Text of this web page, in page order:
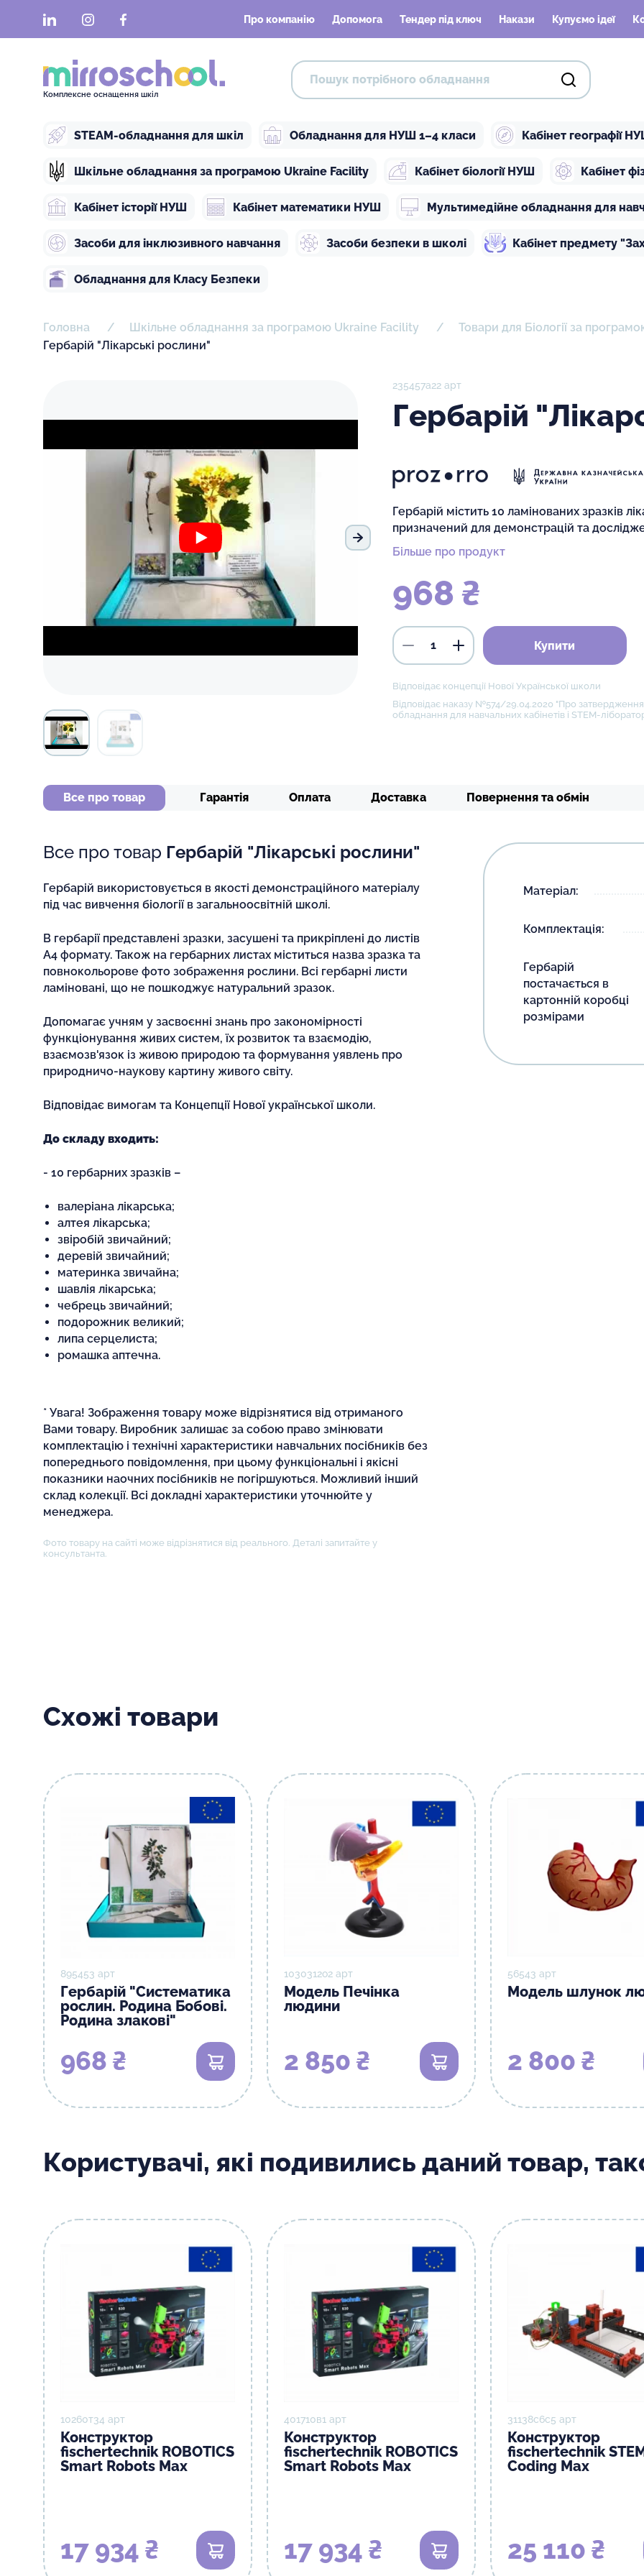
LinkedInInstagramFacebook Про компанію Допомога Тендер під ключ Накази Купуємо ідеї
Комплексне оснащення шкіл
STEAM-обладнання для шкіл Обладнання для НУШ 1–4 класи Кабінет географії
Шкільне обладнання за програмою Ukraine Facility Кабінет біології НУШ Кабінет
Кабінет історії НУШ Кабінет математики НУШ Мультимедійне обладнання для
Засоби для інклюзивного навчання Засоби безпеки в школі Кабінет предмету
Обладнання для Класу Безпеки
Головна Шкільне обладнання за програмою Ukraine Facility
Товари для Біології за
Гербарій "Лікарські рослини"
Наступний слайд
235457а22 арт
Гербарій
Гербарій містить 10 ламінованих зразків
призначений для демонстрацій та
Більше про продукт
968 ₴
Купити
Відповідає концепції Нової Української школи
Відповідає наказу №574/29.04.2020 "Про затвердження
обладнання для навчальних кабінетів і STEM-
Все про товар Гарантія Оплата Доставка Повернення та обмін
Все про товар Гербарій "Лікарські рослини"
Гербарій використовується в якості демонстраційного матеріалу
під час вивчення біології в загальноосвітній школі.
В гербарії представлені зразки, засушені та прикріплені до листів
А4 формату. Також на гербарних листах міститься назва зразка та
повнокольорове фото зображення рослини. Всі гербарні листи
ламіновані, що не пошкоджує натуральний зразок.
Допомагає учням у засвоєнні знань про закономірності
функціонування живих систем, їх розвиток та взаємодію,
взаємозв'язок із живою природою та формування уявлень про
природничо-наукову картину живого світу.
Відповідає вимогам та Концепції Нової української школи.
До складу входить:
- 10 гербарних зразків –
валеріана лікарська;
алтея лікарська;
звіробій звичайний;
деревій звичайний;
материнка звичайна;
шавлія лікарська;
чебрець звичайний;
подорожник великий;
липа серцелиста;
ромашка аптечна.
* Увага! Зображення товару може відрізнятися від отриманого
Вами товару. Виробник залишає за собою право змінювати
комплектацію і технічні характеристики навчальних посібників без
попереднього повідомлення, при цьому функціональні і якісні
показники наочних посібників не погіршуються. Можливий інший
склад колекції. Всі докладні характеристики уточнюйте у
менеджера.
Фото товару на сайті може відрізнятися від реального. Деталі запитайте у
консультанта.
Матеріал:
Комплектація:
Гербарій
постачається в
картонній коробці
розмірами
Схожі товари
895453 арт
Гербарій "Систематика
рослин. Родина Бобові.
Родина злакові"
968 ₴ В кошик
1030312о2 арт
Модель Печінка
людини
2 850 ₴ В кошик
56543 арт
Модель шлунок
2 800 ₴
Користувачі, які подивились даний товар,
10260т34 арт
Конструктор
fischertechnik ROBOTICS
Smart Robots Max
17 934 ₴ В кошик
401710в1 арт
Конструктор
fischertechnik ROBOTICS
Smart Robots Max
17 934 ₴ В кошик
31138с6с5 арт
Конструктор
fischertechnik
Coding Max
25 110 ₴